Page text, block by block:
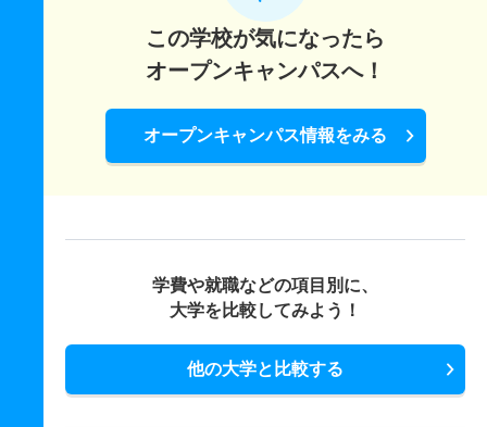
この学校が気になったら
オープンキャンパスへ！
オープンキャンパス情報をみる
学費や就職などの項目別に、
大学を比較してみよう！
他の大学と比較する